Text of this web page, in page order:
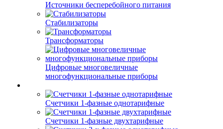
Источники бесперебойного питания
Стабилизаторы
Трансформаторы
Цифровые многовеличные
многофункциональные приборы
Счетчики 1-фазные однотарифные
Счетчики 1-фазные двухтарифные